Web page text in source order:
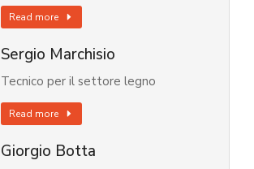
Read more
Sergio Marchisio
Tecnico per il settore legno
Read more
Giorgio Botta